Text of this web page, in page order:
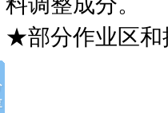
★部分作业区和